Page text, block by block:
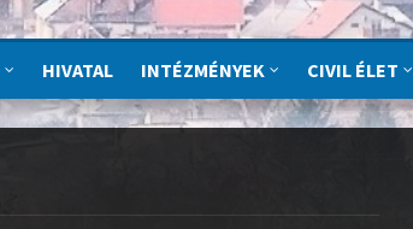
HIVATAL INTÉZMÉNYEK CIVIL ÉLET